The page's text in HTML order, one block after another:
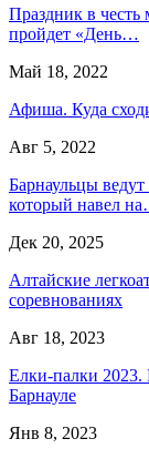
Праздник в честь
пройдет «День…
Май 18, 2022
Афиша. Куда
Авг 5, 2022
Барнаульцы
который навел
Дек 20, 2025
Алтайские
соревнованиях
Авг 18, 2023
Елки-палки 2023.
Барнауле
Янв 8, 2023